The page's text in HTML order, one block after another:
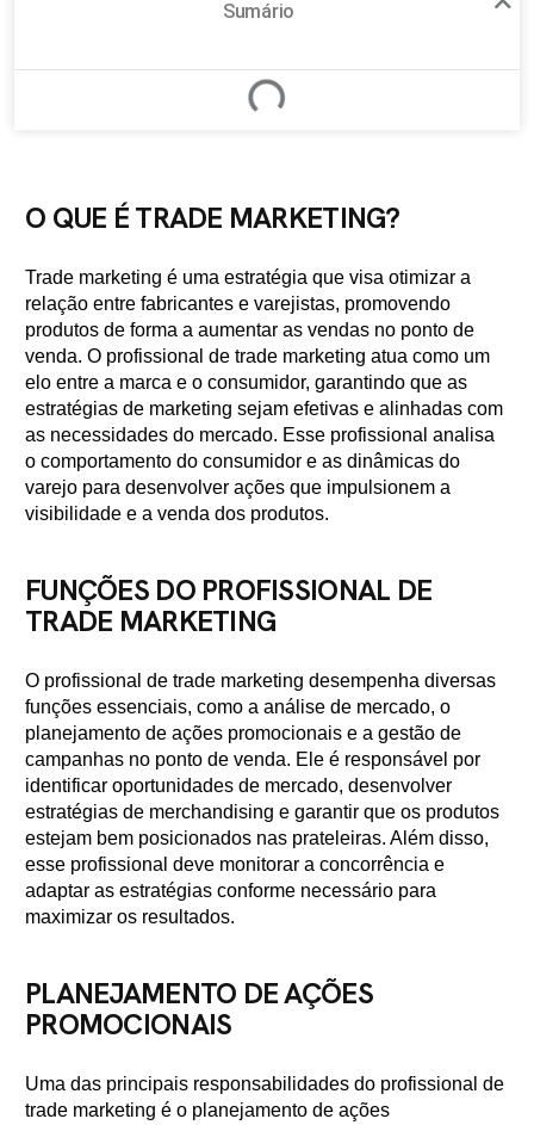
Sumário
O QUE É TRADE MARKETING?
Trade marketing é uma estratégia que visa otimizar a
relação entre fabricantes e varejistas, promovendo
produtos de forma a aumentar as vendas no ponto de
venda. O profissional de trade marketing atua como um
elo entre a marca e o consumidor, garantindo que as
estratégias de marketing sejam efetivas e alinhadas com
as necessidades do mercado. Esse profissional analisa
o comportamento do consumidor e as dinâmicas do
varejo para desenvolver ações que impulsionem a
visibilidade e a venda dos produtos.
FUNÇÕES DO PROFISSIONAL DE
TRADE MARKETING
O profissional de trade marketing desempenha diversas
funções essenciais, como a análise de mercado, o
planejamento de ações promocionais e a gestão de
campanhas no ponto de venda. Ele é responsável por
identificar oportunidades de mercado, desenvolver
estratégias de merchandising e garantir que os produtos
estejam bem posicionados nas prateleiras. Além disso,
esse profissional deve monitorar a concorrência e
adaptar as estratégias conforme necessário para
maximizar os resultados.
PLANEJAMENTO DE AÇÕES
PROMOCIONAIS
Uma das principais responsabilidades do profissional de
trade marketing é o planejamento de ações